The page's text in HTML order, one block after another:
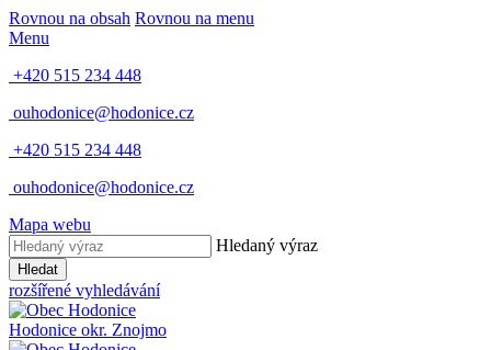
Rovnou na obsah Rovnou na menu
Menu
+420 515 234 448
ouhodonice@hodonice.cz
+420 515 234 448
ouhodonice@hodonice.cz
Mapa webu
Hledaný výraz
Hledat
rozšířené vyhledávání
Hodonice okr. Znojmo